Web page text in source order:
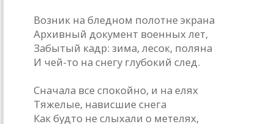
Возник на бледном полотне экрана
Архивный документ военных лет,
Забытый кадр: зима, лесок, поляна
И чей-то на снегу глубокий след.
Сначала все спокойно, и на елях
Тяжелые, нависшие снега
Как будто не слыхали о метелях,